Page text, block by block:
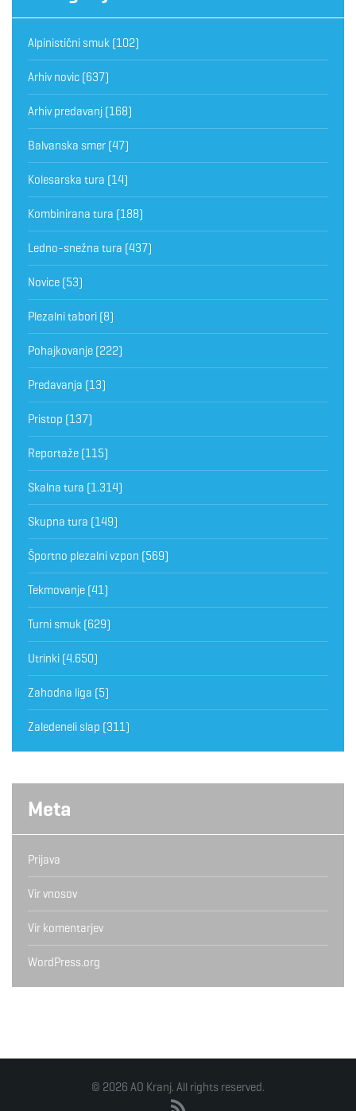
Alpinistični smuk (102)
Arhiv novic (637)
Arhiv predavanj (168)
Balvanska smer (47)
Kolesarska tura (14)
Kombinirana tura (188)
Ledno-snežna tura (437)
Novice (53)
Plezalni tabori (8)
Pohajkovanje (222)
Predavanja (13)
Pristop (137)
Reportaže (115)
Skalna tura (1.314)
Skupna tura (149)
Športno plezalni vzpon (569)
Tekmovanje (41)
Turni smuk (629)
Utrinki (4.650)
Zahodna liga (5)
Zaledeneli slap (311)
Meta
Prijava
Vir vnosov
Vir komentarjev
WordPress.org
© 2026 AO Kranj. All rights reserved.